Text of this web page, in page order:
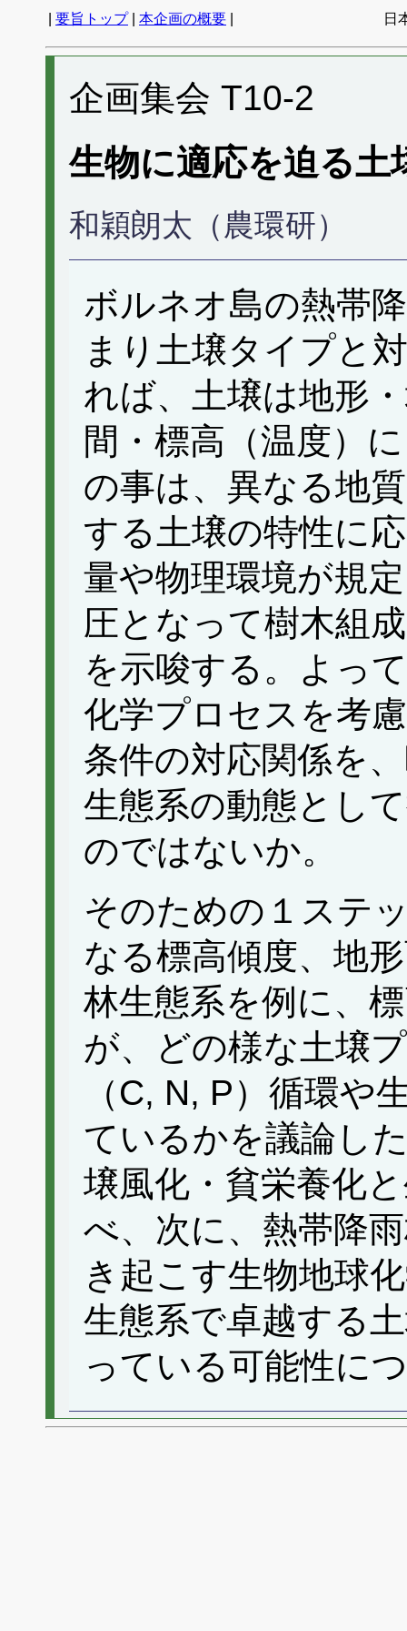
要旨トップ| 本企画の概要 日
企画集会 T10-2
生物に適応を迫る土
和穎朗太（農環研）
ボルネオ島の熱帯
まり土壌タイプと
れば、土壌は地形
間・標高（温度）
の事は、異なる地
する土壌の特性に
量や物理環境が規
圧となって樹木組
を示唆する。よっ
化学プロセスを考
条件の対応関係を
生態系の動態とし
のではないか。
そのための１ステ
なる標高傾度、地
林生態系を例に、
が、どの様な土壌
（C, N, P）循環や
ているかを議論し
壌風化・貧栄養化
べ、次に、熱帯降
き起こす生物地球
生態系で卓越する
っている可能性に